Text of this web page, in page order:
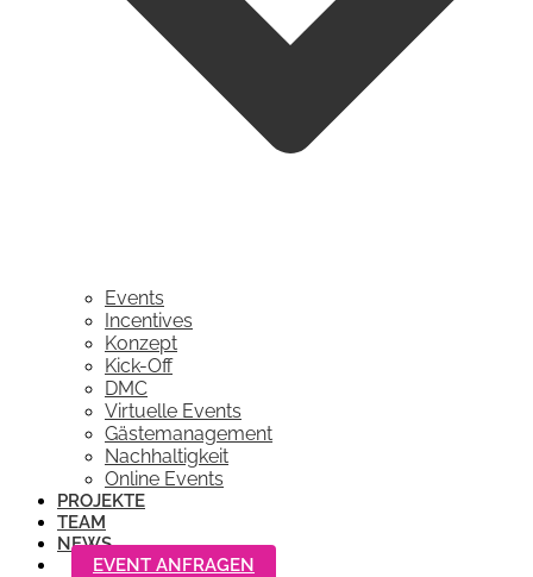
Events
Incentives
Konzept
Kick-Off
DMC
Virtuelle Events
Gästemanagement
Nachhaltigkeit
Online Events
PROJEKTE
TEAM
NEWS
EVENT ANFRAGEN